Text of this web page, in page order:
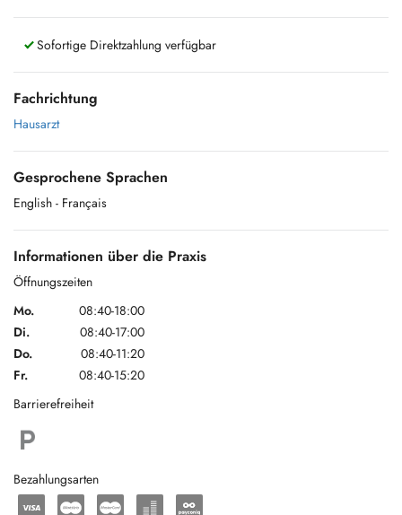
Sofortige Direktzahlung verfügbar
Fachrichtung
Hausarzt
Gesprochene Sprachen
English - Français
Informationen über die Praxis
Öffnungszeiten
Mo.
08:40-18:00
Di.
08:40-17:00
Do.
08:40-11:20
Fr.
08:40-15:20
Barrierefreiheit
Bezahlungsarten